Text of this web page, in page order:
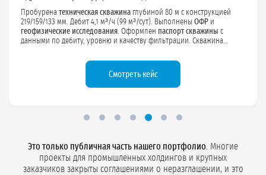
Выполненобурение эксплуатационной скважины глубиной 110 м с
конструкцией 170/140 мм. Дебит 8,3 м³/ч (200 м³/сут). Проведены
ОФРигеофизика. Оформленпаспорт скважины, разработан проект
ЗСО. Скважина обеспечиваетхозяйственно-питьевую водудля
Смотреть проект
Это только публичная часть нашего портфолио . Многие
проекты для промышленных холдингов и крупных
заказчиков закрыты соглашениями о неразглашении, и это